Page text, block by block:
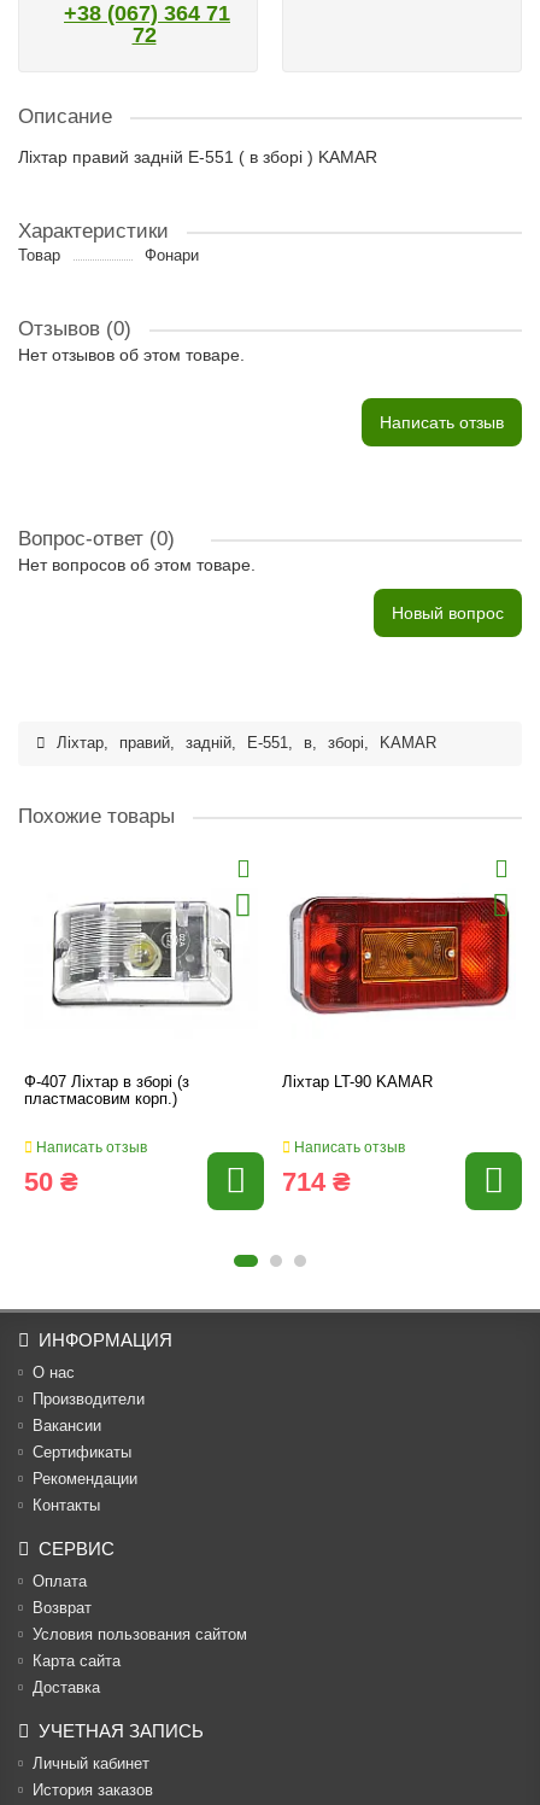
+38 (067) 364 71
72
Описание
Ліхтар правий задній Е-551 ( в зборі ) KAMAR
Характеристики
Товар Фонари
Отзывов (0)
Нет отзывов об этом товаре.
Написать отзыв
Вопрос-ответ (0)
Нет вопросов об этом товаре.
Новый вопрос
Ліхтар, правий, задній, Е-551, в, зборі, KAMAR
Похожие товары
Ф-407 Ліхтар в зборі (з
пластмасовим корп.)
Написать отзыв
50 ₴
Ліхтар LT-90 KAMAR
Написать отзыв
714 ₴
ИНФОРМАЦИЯ
О нас
Производители
Вакансии
Cертификаты
Рекомендации
Контакты
СЕРВИС
Оплата
Возврат
Условия пользования сайтом
Карта сайта
Доставка
УЧЕТНАЯ ЗАПИСЬ
Личный кабинет
История заказов